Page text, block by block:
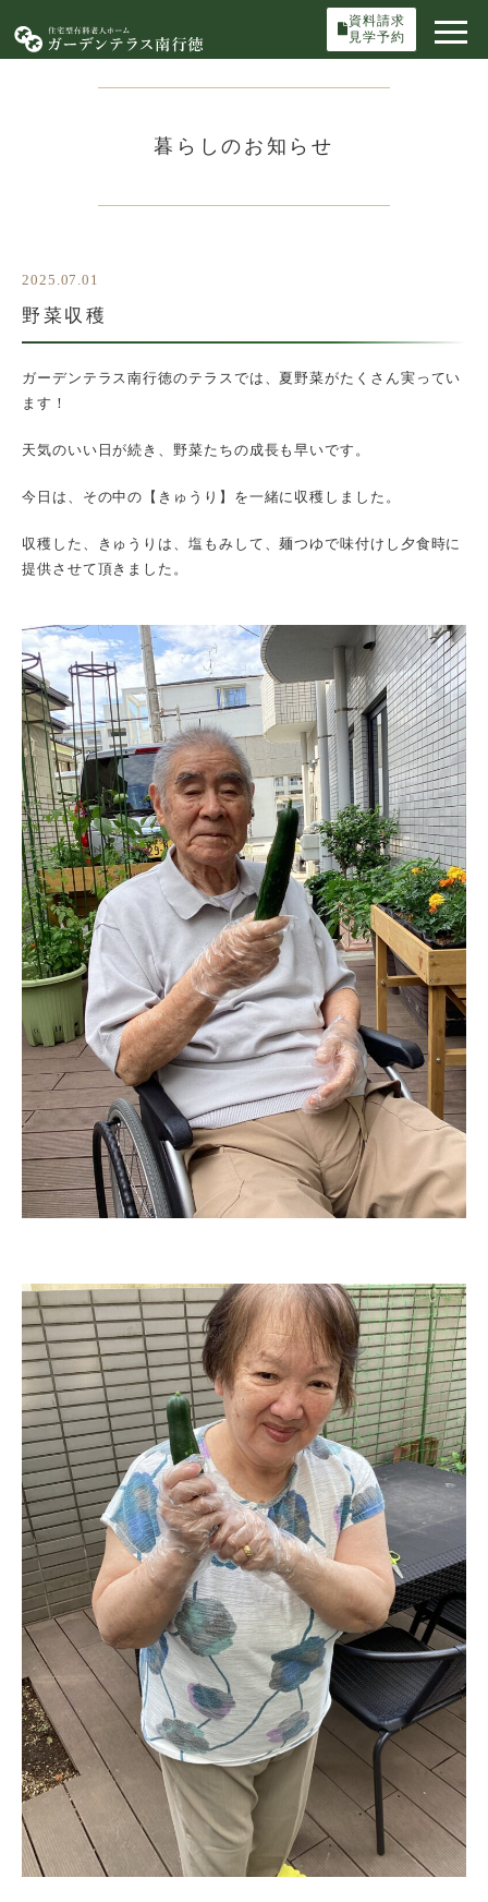
資料請求
見学予約
暮らしのお知らせ
2025.07.01
野菜収穫
ガーデンテラス南行徳のテラスでは、夏野菜がたくさん実ってい
ます！
天気のいい日が続き、野菜たちの成長も早いです。
今日は、その中の【きゅうり】を一緒に収穫しました。
収穫した、きゅうりは、塩もみして、麺つゆで味付けし夕食時に
提供させて頂きました。